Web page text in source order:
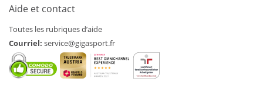
Aide et contact
Toutes les rubriques d’aide
Courriel: service@gigasport.fr